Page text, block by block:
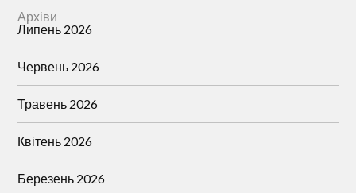
Архіви
Липень 2026
Червень 2026
Травень 2026
Квітень 2026
Березень 2026